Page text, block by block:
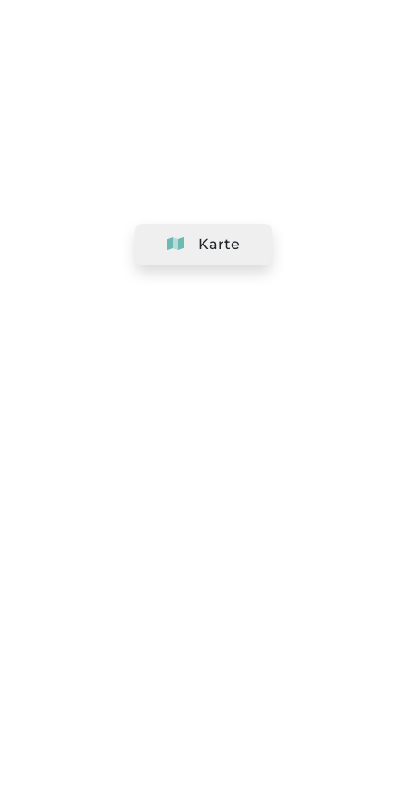
Karte